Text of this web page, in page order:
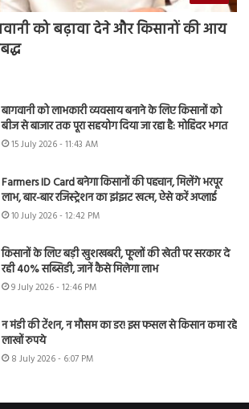
को बढ़ावा देने और किसानों की आय
बागवानी को लाभकारी व्यवसाय बनाने के लिए किसानों को
बीज से बाजार तक पूरा सहयोग दिया जा रहा है: मोहिंदर भगत
15 July 2026 - 11:43 AM
Farmers ID Card बनेगा किसानों की पहचान, मिलेंगे भरपूर
लाभ, बार-बार रजिस्ट्रेशन का झंझट खत्म, ऐसे करें अप्लाई
10 July 2026 - 12:42 PM
किसानों के लिए बड़ी खुशखबरी, फूलों की खेती पर सरकार दे
रही 40% सब्सिडी, जानें कैसे मिलेगा लाभ
9 July 2026 - 12:46 PM
न मंडी की टेंशन, न मौसम का डर! इस फसल से किसान कमा रहे
लाखों रुपये
8 July 2026 - 6:07 PM